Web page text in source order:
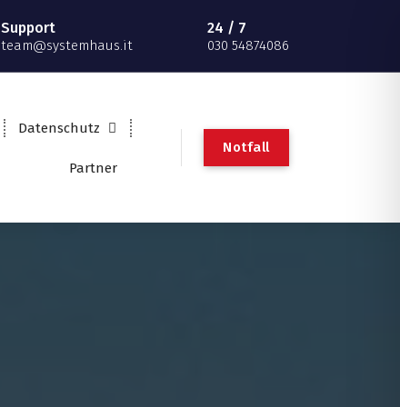
Support
team@systemhaus.it
24 / 7
030 54874086
Datenschutz
Partner
Notfall